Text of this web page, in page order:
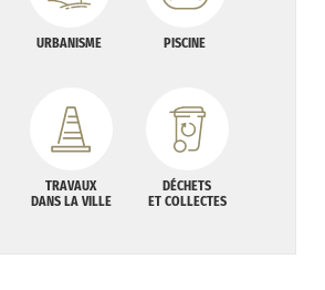
URBANISME PISCINE
TRAVAUX
DANS LA VILLE
DÉCHETS
ET COLLECTES